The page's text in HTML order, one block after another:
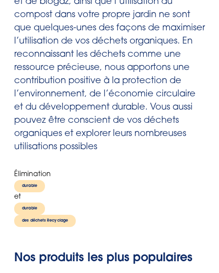
et de biogaz, ainsi que l’utilisation du
compost dans votre propre jardin ne sont
que quelques-unes des façons de maximiser
l’utilisation de vos déchets organiques. En
reconnaissant les déchets comme une
ressource précieuse, nous apportons une
contribution positive à la protection de
l’environnement, de l’économie circulaire
et du développement durable. Vous aussi
pouvez être conscient de vos déchets
organiques et explorer leurs nombreuses
utilisations possibles
Élimination
durable
et
durable
des déchets Recyclage
Nos produits les plus populaires